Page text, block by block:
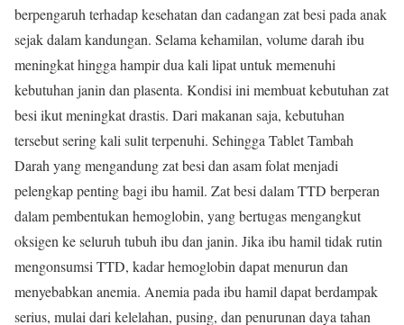
berpengaruh terhadap kesehatan dan cadangan zat besi pada anak
sejak dalam kandungan. Selama kehamilan, volume darah ibu
meningkat hingga hampir dua kali lipat untuk memenuhi
kebutuhan janin dan plasenta. Kondisi ini membuat kebutuhan zat
besi ikut meningkat drastis. Dari makanan saja, kebutuhan
tersebut sering kali sulit terpenuhi. Sehingga Tablet Tambah
Darah yang mengandung zat besi dan asam folat menjadi
pelengkap penting bagi ibu hamil. Zat besi dalam TTD berperan
dalam pembentukan hemoglobin, yang bertugas mengangkut
oksigen ke seluruh tubuh ibu dan janin. Jika ibu hamil tidak rutin
mengonsumsi TTD, kadar hemoglobin dapat menurun dan
menyebabkan anemia. Anemia pada ibu hamil dapat berdampak
serius, mulai dari kelelahan, pusing, dan penurunan daya tahan